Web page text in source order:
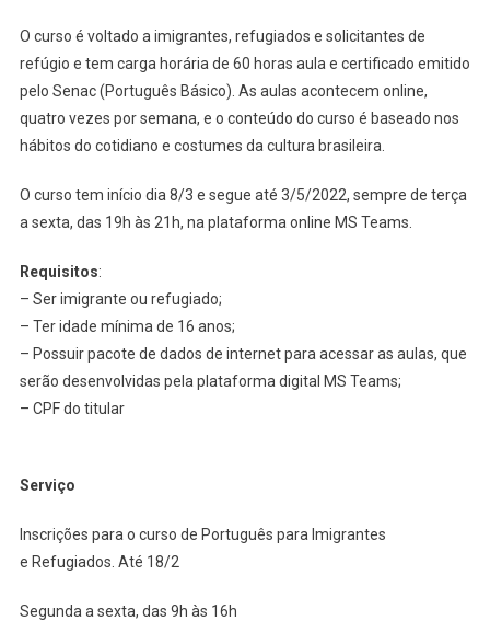
O curso é voltado a imigrantes, refugiados e solicitantes de
refúgio e tem carga horária de 60 horas aula e certificado emitido
pelo Senac (Português Básico). As aulas acontecem online,
quatro vezes por semana, e o conteúdo do curso é baseado nos
hábitos do cotidiano e costumes da cultura brasileira.
O curso tem início dia 8/3 e segue até 3/5/2022, sempre de terça
a sexta, das 19h às 21h, na plataforma online MS Teams.
Requisitos:
– Ser imigrante ou refugiado;
– Ter idade mínima de 16 anos;
– Possuir pacote de dados de internet para acessar as aulas, que
serão desenvolvidas pela plataforma digital MS Teams;
– CPF do titular
Serviço
Inscrições para o curso de Português para Imigrantes
e Refugiados. Até 18/2
Segunda a sexta, das 9h às 16h